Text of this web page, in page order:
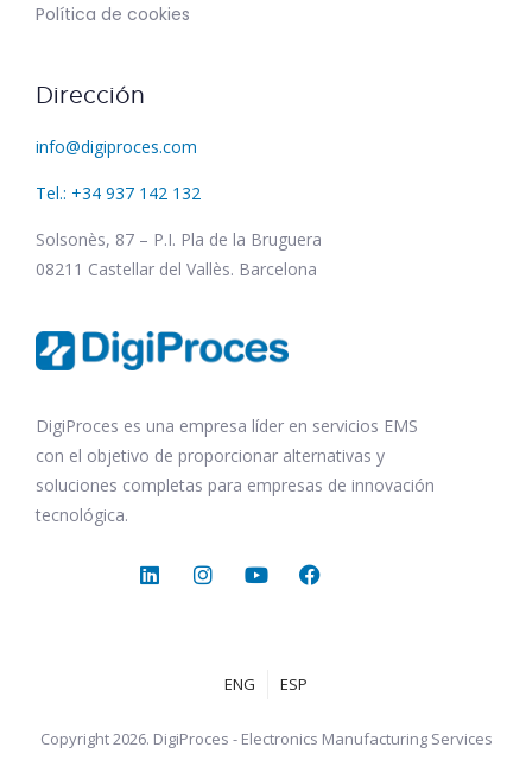
Política de cookies
Dirección
info@digiproces.com
Tel.: +34 937 142 132
Solsonès, 87 – P.I. Pla de la Bruguera
08211 Castellar del Vallès. Barcelona
DigiProces es una empresa líder en servicios EMS
con el objetivo de proporcionar alternativas y
soluciones completas para empresas de innovación
tecnológica.
ENG ESP
Copyright 2026. DigiProces - Electronics Manufacturing Services